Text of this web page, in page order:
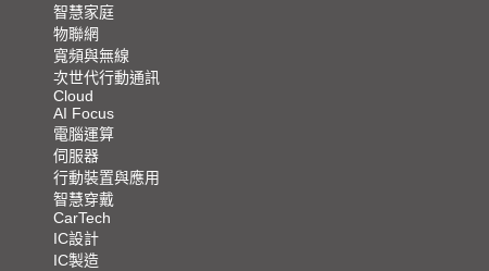
智慧家庭
物聯網
寬頻與無線
次世代行動通訊
Cloud
AI Focus
電腦運算
伺服器
行動裝置與應用
智慧穿戴
CarTech
IC設計
IC製造